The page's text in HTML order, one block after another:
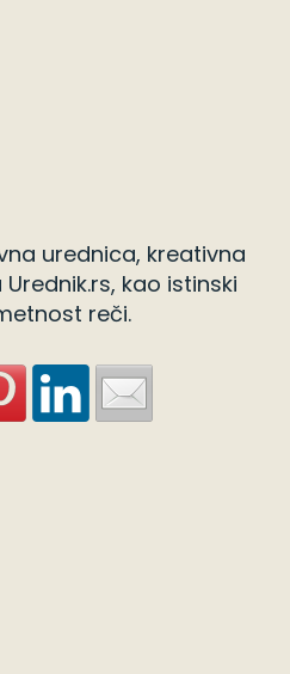
urednica, kreativna
kao istinski
reči.